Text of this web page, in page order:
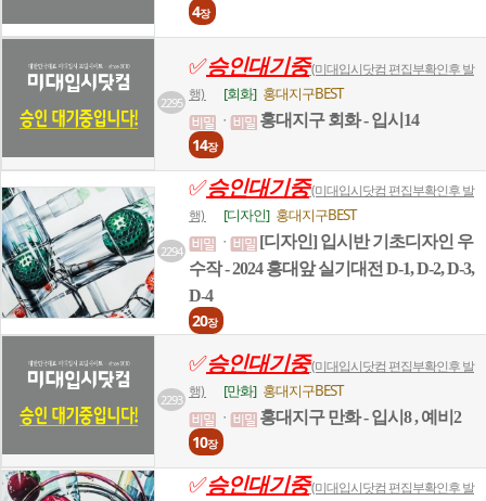
4장
2295
✅승인대기중(미대입시닷컴 편집부확인후 발
행)
[회화] 홍대지구BEST
ㆍ 홍대지구 회화 - 입시14
14장
2294
✅승인대기중(미대입시닷컴 편집부확인후 발
행)
[디자인] 홍대지구BEST
ㆍ
[디자인] 입시반 기초디자인 우
수작 - 2024 홍대앞 실기대전 D-1, D-2, D-3,
D-4
20장
2293
✅승인대기중(미대입시닷컴 편집부확인후 발
행)
[만화] 홍대지구BEST
ㆍ 홍대지구 만화 - 입시8 , 예비2
10장
✅승인대기중(미대입시닷컴 편집부확인후 발